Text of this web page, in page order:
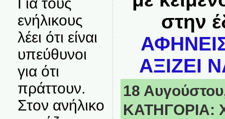
ενήλικους
λέει ότι είναι
υπεύθυνοι
για ότι
πράττουν.
Στον ανήλικο
στην
ΑΞΙΖΕΙ
18
ΚΑΤΗΓΟΡΙΑ: